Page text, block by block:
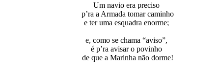
Um navio era preciso
p’ra a Armada tomar caminho
e ter uma esquadra enorme;
e, como se chama “aviso”,
é p’ra avisar o povinho
de que a Marinha não dorme!